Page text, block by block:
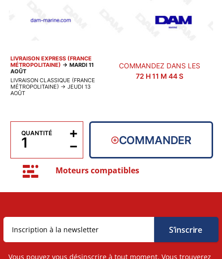
LIVRAISON EXPRESS (FRANCE
MÉTROPOLITAINE) → MARDI 11
AOÛT
LIVRAISON CLASSIQUE (FRANCE
MÉTROPOLITAINE) → JEUDI 13
AOÛT
COMMANDEZ DANS LES
72 H11 M44S
QUANTITÉ
−
+ COMMANDER
Moteurs compatibles
Vous pouvez vous désinscrire à tout moment. Vous trouverez